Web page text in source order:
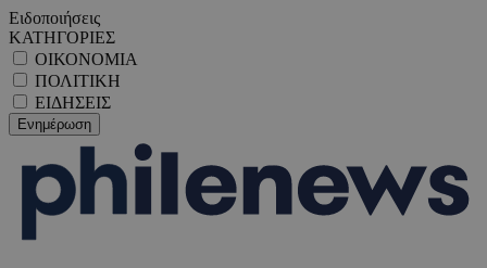
Ειδοποιήσεις
ΚΑΤΗΓΟΡΙΕΣ
ΟΙΚΟΝΟΜΙΑ
ΠΟΛΙΤΙΚΗ
ΕΙΔΗΣΕΙΣ